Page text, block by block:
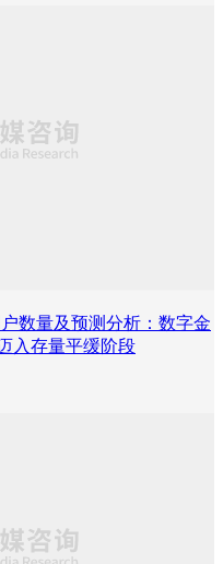
数量及预测分析：数字金
入存量平缓阶段